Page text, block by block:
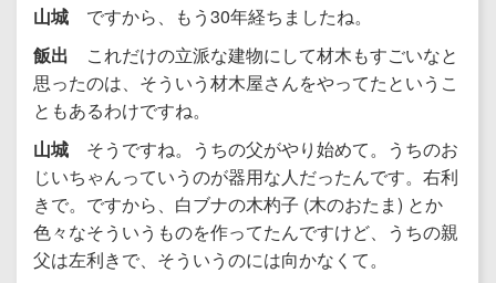
山城 ですから、もう30年経ちましたね。
飯出 これだけの立派な建物にして材木もすごいなと
思ったのは、そういう材木屋さんをやってたというこ
ともあるわけですね。
山城 そうですね。うちの父がやり始めて。うちのお
じいちゃんっていうのが器用な人だったんです。右利
きで。ですから、白ブナの木杓子 (木のおたま) とか
色々なそういうものを作ってたんですけど、うちの親
父は左利きで、そういうのには向かなくて。